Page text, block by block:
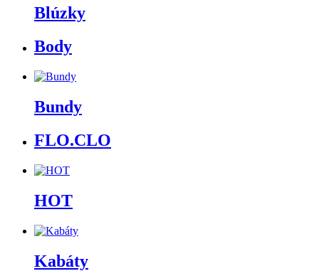
Blúzky
Body
Bundy
FLO.CLO
HOT
Kabáty